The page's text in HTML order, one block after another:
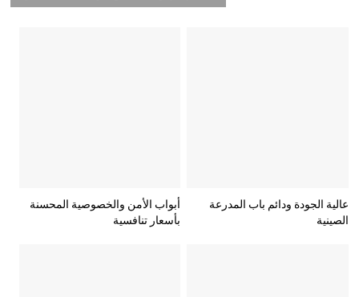
عالية الجودة ودائم باب المدرعة
الصينية
أبواب الأمن والخصوصية المحسنة
بأسعار تنافسية